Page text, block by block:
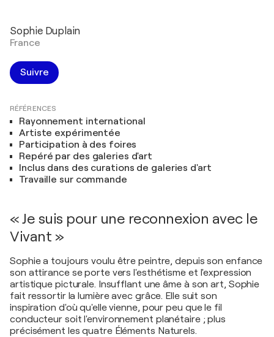
Sophie Duplain
France
Suivre
RÉFÉRENCES
Rayonnement international
Artiste expérimentée
Participation à des foires
Repéré par des galeries d'art
Inclus dans des curations de galeries d'art
Travaille sur commande
« Je suis pour une reconnexion avec le
Vivant »
Sophie a toujours voulu être peintre, depuis son enfance
son attirance se porte vers l'esthétisme et l'expression
artistique picturale. Insufflant une âme à son art, Sophie
fait ressortir la lumière avec grâce. Elle suit son
inspiration d'où qu'elle vienne, pour peu que le fil
conducteur soit l'environnement planétaire ; plus
précisément les quatre Éléments Naturels.